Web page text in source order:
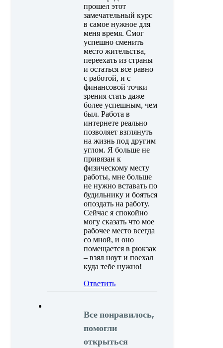
прошел этот
замечательный курс
в самое нужное для
меня время. Смог
успешно сменить
место жительства,
переехать из страны
и остаться все равно
с работой, и с
финансовой точки
зрения стать даже
более успешным, чем
был. Работа в
интернете реально
позволяет взглянуть
на жизнь под другим
углом. Я больше не
привязан к
физическому месту
работы, мне больше
не нужно вставать по
будильнику и бояться
опоздать на работу.
Сейчас я спокойно
могу сказать что мое
рабочее место всегда
со мной, и оно
помещается в рюкзак
– взял ноут и поехал
куда тебе нужно!
Ответить
Все понравилось,
помогли
открыться